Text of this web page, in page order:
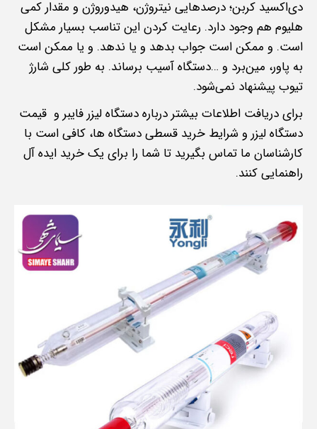
دی‌اکسید کربن؛ درصد‌هایی نیتروژن، هیدوروژن و مقدار کمی
هلیوم هم وجود دارد. رعایت کردن این تناسب بسیار مشکل
است. و ممکن است جواب بدهد و یا ندهد. و یا ممکن است
به پاور، مین‌برد و …دستگاه آسیب برساند. به طور کلی شارژ
تیوب پیشنهاد نمی‌شود.
برای دریافت اطلاعات بیشتر درباره دستگاه لیزر فایبر و قیمت
دستگاه لیزر و شرایط خرید قسطی دستگاه ها، کافی است با
کارشناسان ما تماس بگیرید تا شما را برای یک خرید ایده آل
راهنمایی کنند.